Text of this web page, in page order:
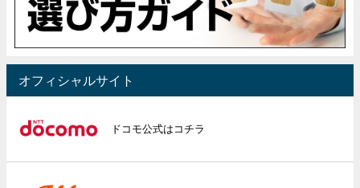
オフィシャルサイト
ドコモ公式はコチラ